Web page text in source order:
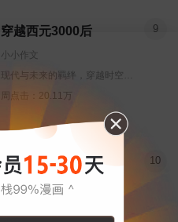
穿越西元3000后
小小作文
现代与未来的羁绊，穿越时空的爱恋
周点击：20.11万
9
逆天邪神
二次元动漫
10